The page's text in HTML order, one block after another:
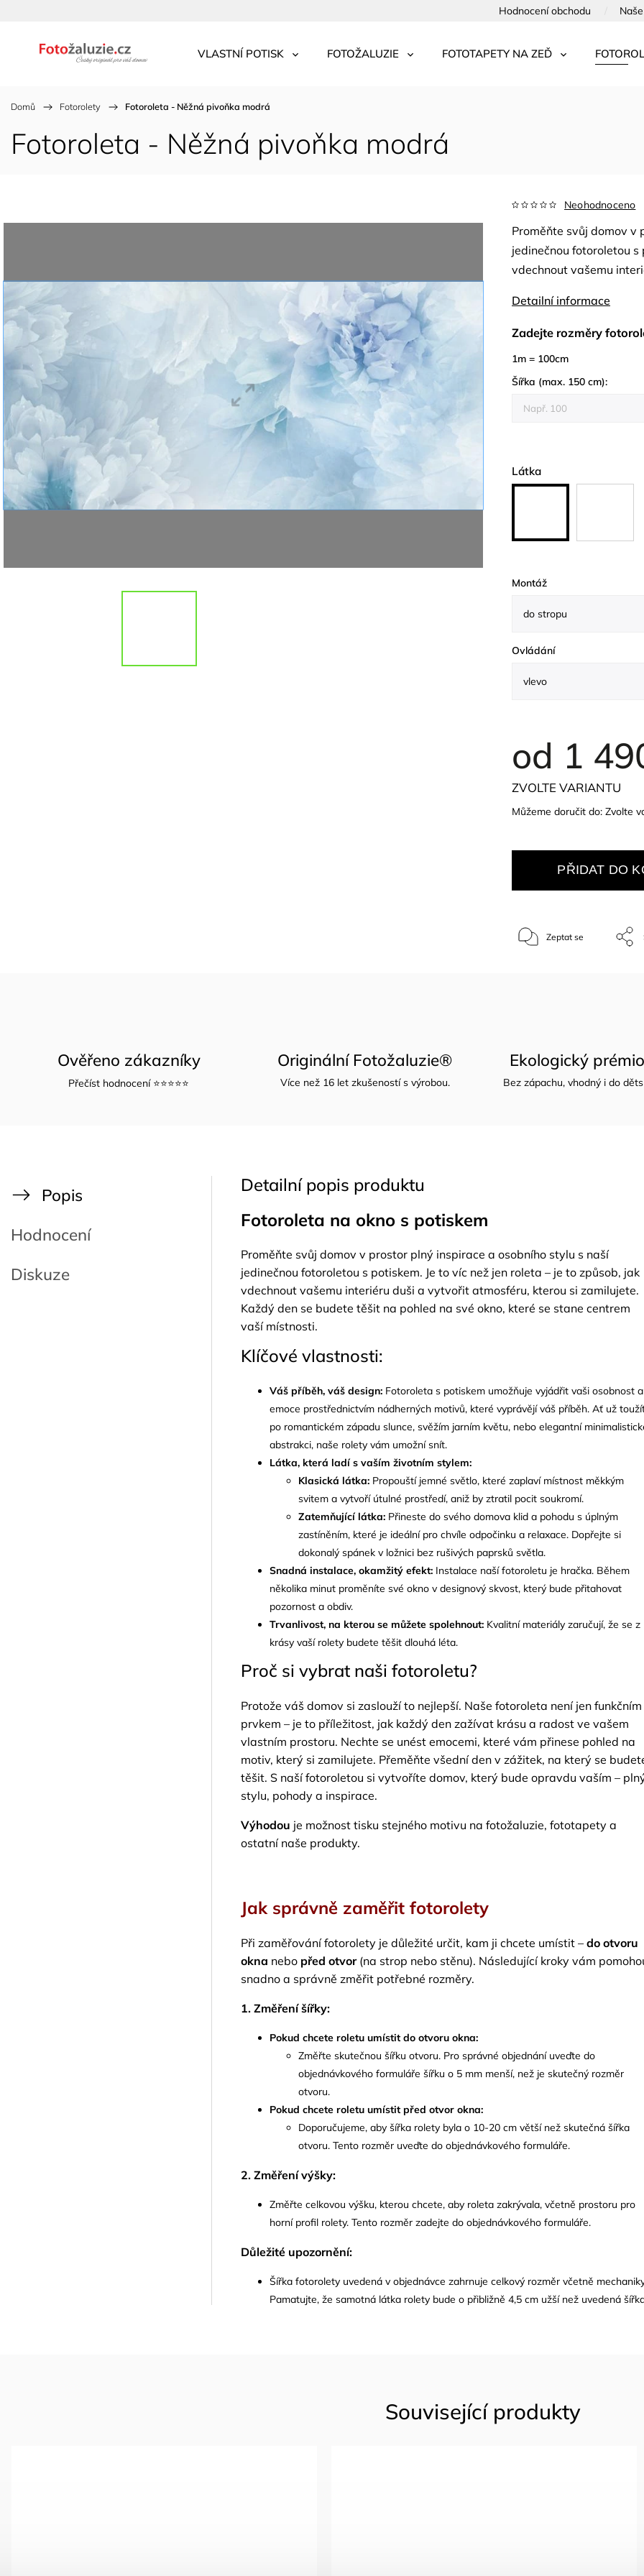
Hodnocení obchodu
VLASTNÍ POTISK FOTOŽALUZIE FOTOTAPETY NA ZEĎ
Domů / Fotorolety / Fotoroleta - Něžná pivoňka modrá
Fotoroleta - Něžná pivoňka modrá
Neohodnoceno
od 1
Proměňte svůj domov v
jedinečnou fotoroletou s
vdechnout vašemu
Detailní informace
Zadejte rozměry
1m = 100cm
Šířka (max. 150 cm):
Látka
Montáž
Ovládání
ZVOLTE VARIANTU
Můžeme doručit do: Zvolte
PŘIDAT DO
Zeptat se
Ověřeno zákazníky
Přečíst hodnocení ⭐⭐⭐⭐⭐
Originální Fotožaluzie®
Více než 16 let zkušeností s výrobou.
Ekologický
Bez zápachu, vhodný i do
Popis
Hodnocení
Diskuze
Detailní popis produktu
Fotoroleta na okno s potiskem
Proměňte svůj domov v prostor plný inspirace a osobního stylu s naší
jedinečnou fotoroletou s potiskem. Je to víc než jen roleta – je to způsob, jak
vdechnout vašemu interiéru duši a vytvořit atmosféru, kterou si zamilujete.
Každý den se budete těšit na pohled na své okno, které se stane centrem
vaší místnosti.
Klíčové vlastnosti:
Váš příběh, váš design: Fotoroleta s potiskem umožňuje vyjádřit vaši osobnost a
emoce prostřednictvím nádherných motivů, které vyprávějí váš příběh. Ať už
po romantickém západu slunce, svěžím jarním květu, nebo elegantní
abstrakci, naše rolety vám umožní snít.
Látka, která ladí s vaším životním stylem:
Klasická látka: Propouští jemné světlo, které zaplaví místnost měkkým
svitem a vytvoří útulné prostředí, aniž by ztratil pocit soukromí.
Zatemňující látka: Přineste do svého domova klid a pohodu s úplným
zastíněním, které je ideální pro chvíle odpočinku a relaxace. Dopřejte si
dokonalý spánek v ložnici bez rušivých paprsků světla.
Snadná instalace, okamžitý efekt: Instalace naší fotoroletu je hračka. Během
několika minut proměníte své okno v designový skvost, který bude přitahovat
pozornost a obdiv.
Trvanlivost, na kterou se můžete spolehnout: Kvalitní materiály zaručují, že se z
krásy vaší rolety budete těšit dlouhá léta.
Proč si vybrat naši fotoroletu?
Protože váš domov si zaslouží to nejlepší. Naše fotoroleta není jen funkčním
prvkem – je to příležitost, jak každý den zažívat krásu a radost ve vašem
vlastním prostoru. Nechte se unést emocemi, které vám přinese pohled na
motiv, který si zamilujete. Přeměňte všední den v zážitek, na který se
těšit. S naší fotoroletou si vytvoříte domov, který bude opravdu vaším –
stylu, pohody a inspirace.
Výhodou je možnost tisku stejného motivu na fotožaluzie, fototapety a
ostatní naše produkty.
Jak správně zaměřit fotorolety
Při zaměřování fotorolety je důležité určit, kam ji chcete umístit – do otvoru
okna nebo před otvor(na strop nebo stěnu). Následující kroky vám
snadno a správně změřit potřebné rozměry.
1. Změření šířky:
Pokud chcete roletu umístit do otvoru okna:
Změřte skutečnou šířku otvoru. Pro správné objednání uveďte do
objednávkového formuláře šířku o 5 mm menší, než je skutečný rozměr
otvoru.
Pokud chcete roletu umístit před otvor okna:
Doporučujeme, aby šířka rolety byla o 10-20 cm větší než skutečná šířka
otvoru. Tento rozměr uveďte do objednávkového formuláře.
2. Změření výšky:
Změřte celkovou výšku, kterou chcete, aby roleta zakrývala, včetně prostoru pro
horní profil rolety. Tento rozměr zadejte do objednávkového formuláře.
Důležité upozornění:
Šířka fotorolety uvedená v objednávce zahrnuje celkový rozměr včetně
Pamatujte, že samotná látka rolety bude o přibližně 4,5 cm užší než uvedená
Související produkty